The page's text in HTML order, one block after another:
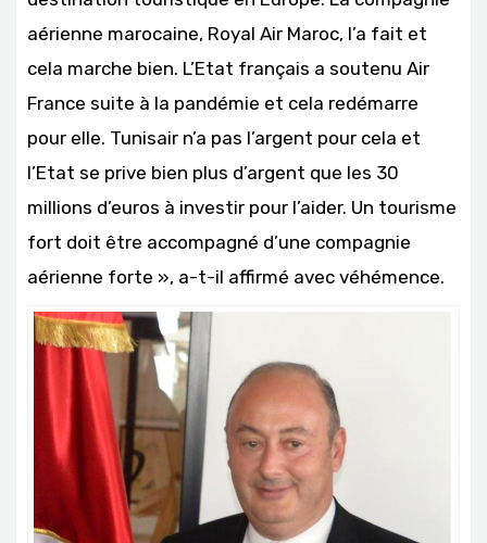
aérienne marocaine, Royal Air Maroc, l’a fait et
cela marche bien. L’Etat français a soutenu Air
France suite à la pandémie et cela redémarre
pour elle. Tunisair n’a pas l’argent pour cela et
l’Etat se prive bien plus d’argent que les 30
millions d’euros à investir pour l’aider. Un tourisme
fort doit être accompagné d’une compagnie
aérienne forte », a-t-il affirmé avec véhémence.